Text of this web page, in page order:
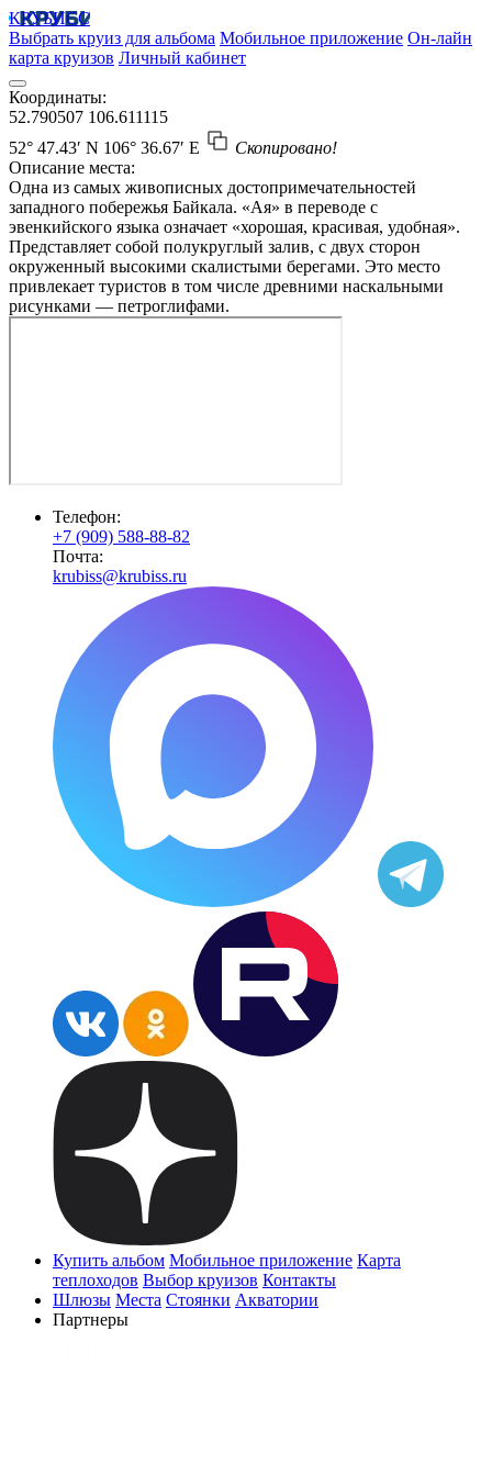
КРУБИСС
Выбрать круиз для альбома Мобильное приложение Он-лайн
карта круизов Личный кабинет
Координаты:
52.790507 106.611115
52° 47.43′ N 106° 36.67′ E
Скопировано!
Описание места:
Одна из самых живописных достопримечательностей
западного побережья Байкала. «Ая» в переводе с
эвенкийского языка означает «хорошая, красивая, удобная».
Представляет собой полукруглый залив, с двух сторон
окруженный высокими скалистыми берегами. Это место
привлекает туристов в том числе древними наскальными
рисунками — петроглифами.
Телефон:
+7 (909) 588-88-82
Почта:
krubiss@krubiss.ru
Купить альбом Мобильное приложение Карта
теплоходов Выбор круизов Контакты
Шлюзы Места Стоянки Акватории
Партнеры